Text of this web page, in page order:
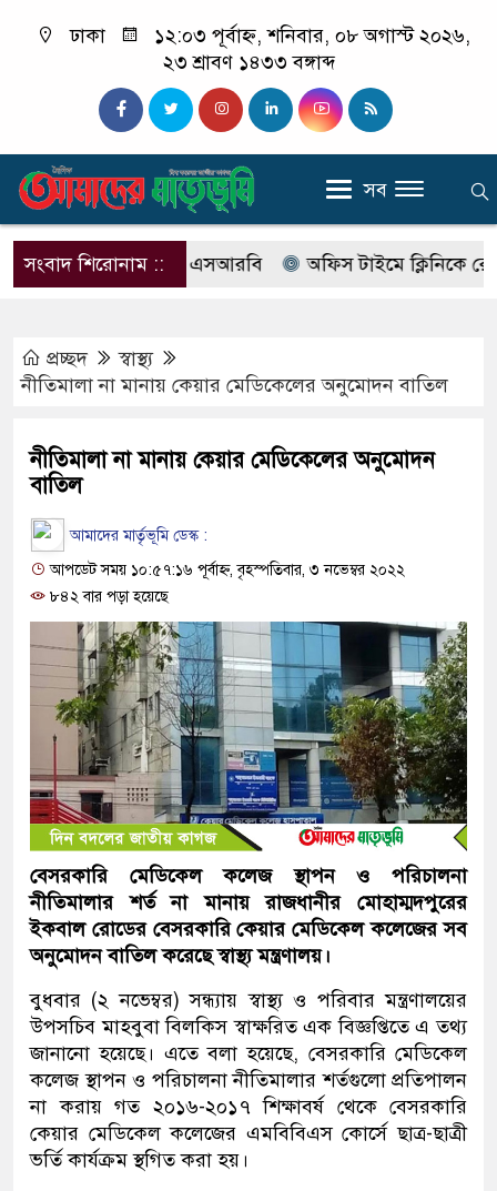
ঢাকা
১২:০৩ পূর্বাহ্ন, শনিবার, ০৮ অগাস্ট ২০২৬,
২৩ শ্রাবণ ১৪৩৩ বঙ্গাব্দ
সব
সংবাদ শিরোনাম ::
নাম বদলে আসছে এসআরবি অফিস টাইমে ক্লিনিকে রোগী
প্রচ্ছদ
স্বাস্থ্য
নীতিমালা না মানায় কেয়ার মেডিকেলের অনুমোদন বাতিল
নীতিমালা না মানায় কেয়ার মেডিকেলের অনুমোদন
বাতিল
আমাদের মার্তৃভূমি ডেস্ক :
আপডেট সময় ১০:৫৭:১৬ পূর্বাহ্ন, বৃহস্পতিবার, ৩ নভেম্বর ২০২২
৮৪২ বার পড়া হয়েছে
বেসরকারি মেডিকেল কলেজ স্থাপন ও পরিচালনা
নীতিমালার শর্ত না মানায় রাজধানীর মোহাম্মদপুরের
ইকবাল রোডের বেসরকারি কেয়ার মেডিকেল কলেজের সব
অনুমোদন বাতিল করেছে স্বাস্থ্য মন্ত্রণালয়।
বুধবার (২ নভেম্বর) সন্ধ্যায় স্বাস্থ্য ও পরিবার মন্ত্রণালয়ের
উপসচিব মাহবুবা বিলকিস স্বাক্ষরিত এক বিজ্ঞপ্তিতে এ তথ্য
জানানো হয়েছে। এতে বলা হয়েছে, বেসরকারি মেডিকেল
কলেজ স্থাপন ও পরিচালনা নীতিমালার শর্তগুলো প্রতিপালন
না করায় গত ২০১৬-২০১৭ শিক্ষাবর্ষ থেকে বেসরকারি
কেয়ার মেডিকেল কলেজের এমবিবিএস কোর্সে ছাত্র-ছাত্রী
ভর্তি কার্যক্রম স্থগিত করা হয়।